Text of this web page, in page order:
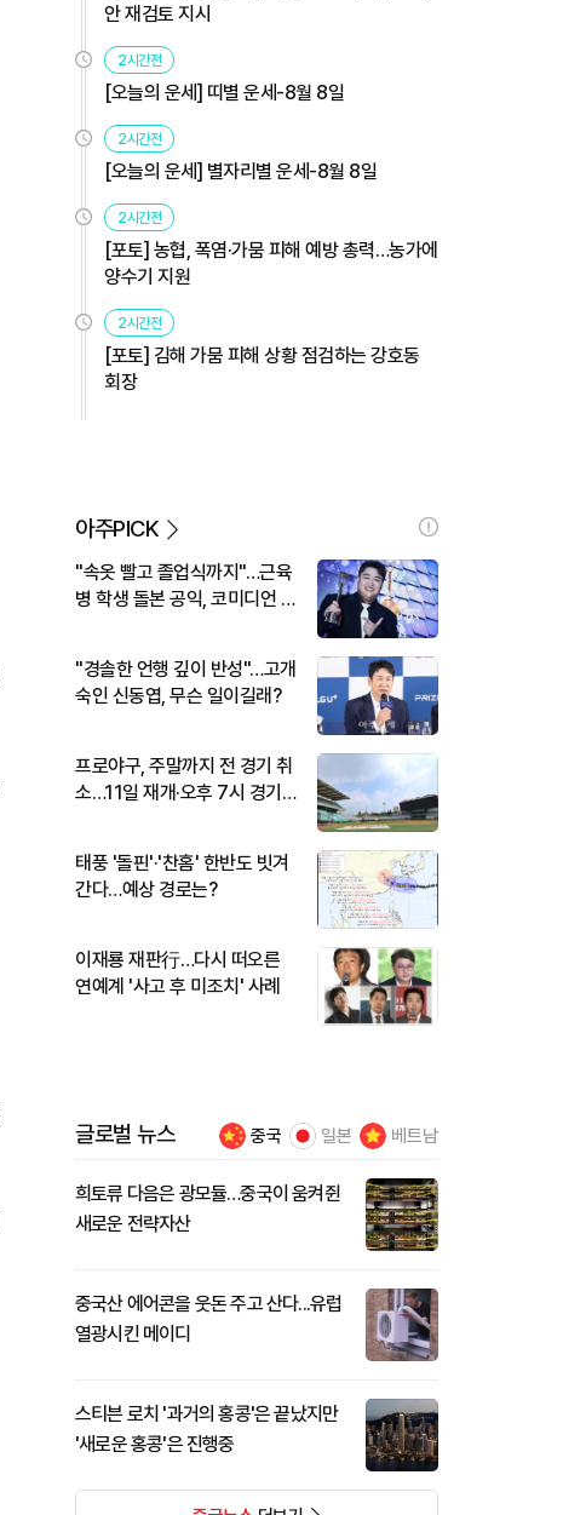
안 재검토 지시
2시간전
[오늘의 운세] 띠별 운세-8월 8일
2시간전
[오늘의 운세] 별자리별 운세-8월 8일
2시간전
[포토] 농협, 폭염·가뭄 피해 예방 총력…농가에
양수기 지원
2시간전
[포토] 김해 가뭄 피해 상황 점검하는 강호동
회장
아주PICK
"속옷 빨고 졸업식까지"…근육
병 학생 돌본 공익, 코미디언 김
"경솔한 언행 깊이 반성"…고개
숙인 신동엽, 무슨 일이길래?
프로야구, 주말까지 전 경기 취
소…11일 재개·오후 7시 경기
태풍 '돌핀'·'찬홈' 한반도 빗겨
간다…예상 경로는?
이재룡 재판行…다시 떠오른
연예계 '사고 후 미조치' 사례
글로벌 뉴스 중국 일본 베트남
희토류 다음은 광모듈…중국이 움켜쥔
새로운 전략자산
중국산 에어콘을 웃돈 주고 산다...유럽
열광시킨 메이디
스티븐 로치 '과거의 홍콩'은 끝났지만
'새로운 홍콩'은 진행중